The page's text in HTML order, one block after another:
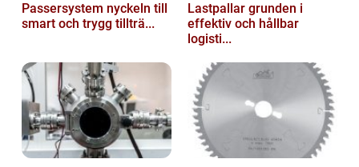
Passersystem nyckeln till
smart och trygg tillträ...
Lastpallar grunden i
effektiv och hållbar
logisti...